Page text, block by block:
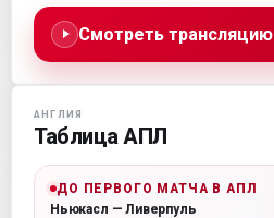
Смотреть трансляцию
АНГЛИЯ
Таблица АПЛ
ДО ПЕРВОГО МАТЧА В АПЛ
Ньюкасл — Ливерпуль